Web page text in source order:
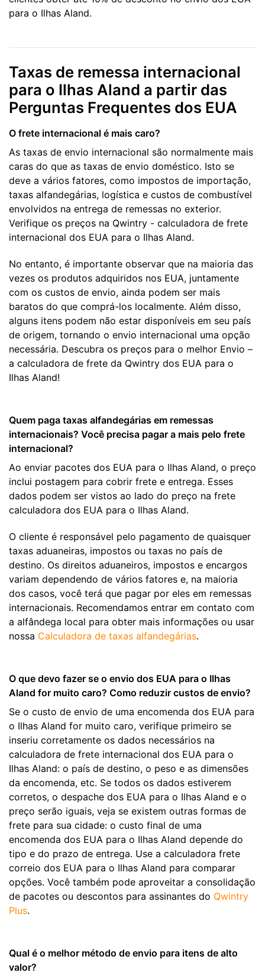
para o Ilhas Aland.
Taxas de remessa internacional
para o Ilhas Aland a partir das
Perguntas Frequentes dos EUA
O frete internacional é mais caro?
As taxas de envio internacional são normalmente mais
caras do que as taxas de envio doméstico. Isto se
deve a vários fatores, como impostos de importação,
taxas alfandegárias, logística e custos de combustível
envolvidos na entrega de remessas no exterior.
Verifique os preços na Qwintry - calculadora de frete
internacional dos EUA para o Ilhas Aland.
No entanto, é importante observar que na maioria das
vezes os produtos adquiridos nos EUA, juntamente
com os custos de envio, ainda podem ser mais
baratos do que comprá-los localmente. Além disso,
alguns itens podem não estar disponíveis em seu país
de origem, tornando o envio internacional uma opção
necessária. Descubra os preços para o melhor Envio –
a calculadora de frete da Qwintry dos EUA para o
Ilhas Aland!
Quem paga taxas alfandegárias em remessas
internacionais? Você precisa pagar a mais pelo frete
internacional?
Ao enviar pacotes dos EUA para o Ilhas Aland, o preço
inclui postagem para cobrir frete e entrega. Esses
dados podem ser vistos ao lado do preço na frete
calculadora dos EUA para o Ilhas Aland.
O cliente é responsável pelo pagamento de quaisquer
taxas aduaneiras, impostos ou taxas no país de
destino. Os direitos aduaneiros, impostos e encargos
variam dependendo de vários fatores e, na maioria
dos casos, você terá que pagar por eles em remessas
internacionais. Recomendamos entrar em contato com
a alfândega local para obter mais informações ou usar
nossa Calculadora de taxas alfandegárias.
O que devo fazer se o envio dos EUA para o Ilhas
Aland for muito caro? Como reduzir custos de envio?
Se o custo de envio de uma encomenda dos EUA para
o Ilhas Aland for muito caro, verifique primeiro se
inseriu corretamente os dados necessários na
calculadora de frete internacional dos EUA para o
Ilhas Aland: o país de destino, o peso e as dimensões
da encomenda, etc. Se todos os dados estiverem
corretos, o despache dos EUA para o Ilhas Aland e o
preço serão iguais, veja se existem outras formas de
frete para sua cidade: o custo final de uma
encomenda dos EUA para o Ilhas Aland depende do
tipo e do prazo de entrega. Use a calculadora frete
correio dos EUA para o Ilhas Aland para comparar
opções. Você também pode aproveitar a consolidação
de pacotes ou descontos para assinantes do Qwintry
Plus.
Qual é o melhor método de envio para itens de alto
valor?